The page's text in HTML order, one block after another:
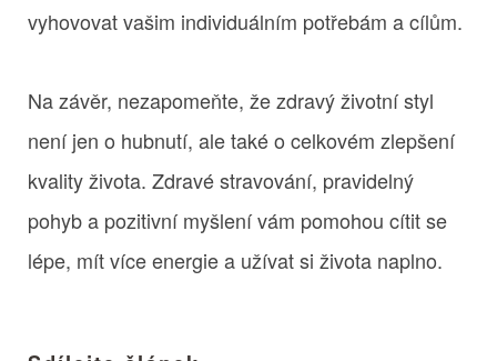
vyhovovat vašim individuálním potřebám a cílům.
Na závěr, nezapomeňte, že zdravý životní styl
není jen o hubnutí, ale také o celkovém zlepšení
kvality života. Zdravé stravování, pravidelný
pohyb a pozitivní myšlení vám pomohou cítit se
lépe, mít více energie a užívat si života naplno.